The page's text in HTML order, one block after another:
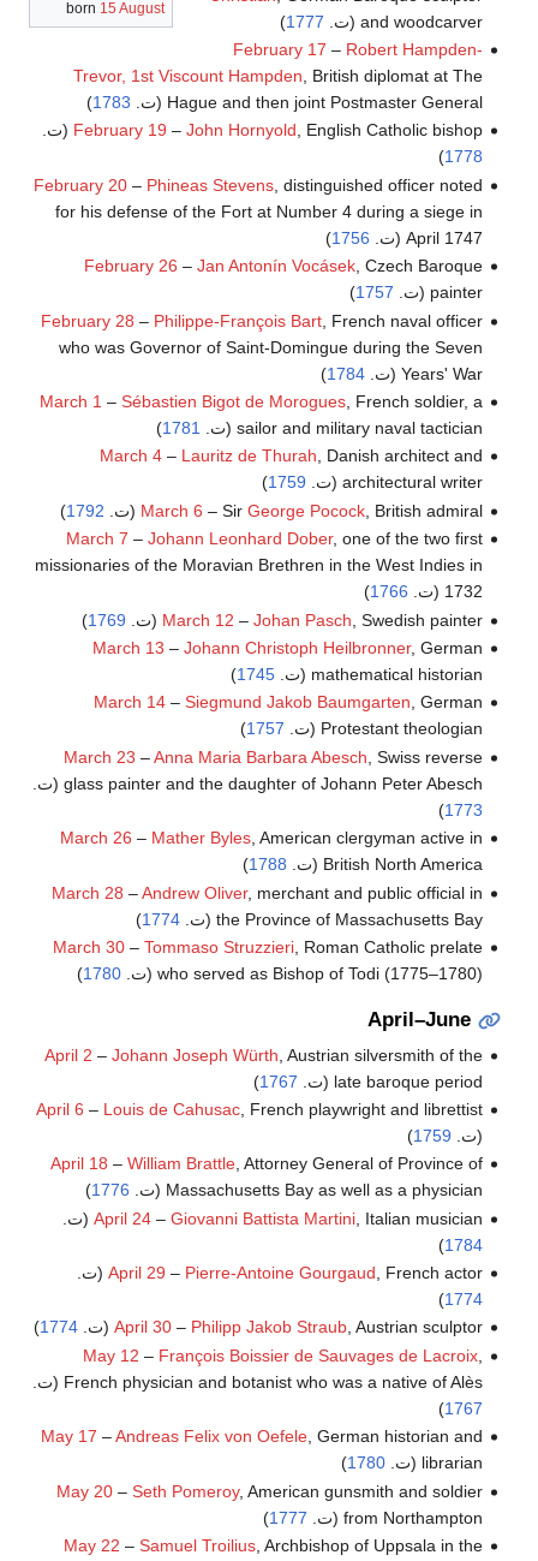
born 15 August
and woodcarver (ت.
1777
)
February 17 – Robert Hampden-
Trevor, 1st Viscount Hampden , British diplomat at The
Hague and then joint Postmaster General (ت.
1783
)
February 19 – John Hornyold, English Catholic bishop (ت.
1778
)
February 20– Phineas Stevens, distinguished officer noted
for his defense of the Fort at Number 4 during a siege in
April 1747 (ت.
1756
)
February 26 – Jan Antonín Vocásek, Czech Baroque
painter (ت.
1757
)
February 28 – Philippe-François Bart, French naval officer
who was Governor of Saint-Domingue during the Seven
Years' War (ت.
1784
)
March 1 – Sébastien Bigot de Morogues, French soldier, a
sailor and military naval tactician (ت.
1781
)
March 4– Lauritz de Thurah, Danish architect and
architectural writer (ت.
1759
)
March 6 – Sir George Pocock, British admiral (ت. 1792
)
March 7 – Johann Leonhard Dober, one of the two first
missionaries of the Moravian Brethren in the West Indies in
1732 (ت.
1766
)
March 12 – Johan Pasch , Swedish painter (ت. 1769
)
March 13 – Johann Christoph Heilbronner, German
mathematical historian (ت.
1745
)
March 14– Siegmund Jakob Baumgarten, German
Protestant theologian (ت.
1757
)
March 23 –Anna Maria Barbara Abesch , Swiss reverse
glass painter and the daughter of Johann Peter Abesch (ت.
1773
)
March 26 – Mather Byles, American clergyman active in
British North America (ت.
1788
)
March 28 –Andrew Oliver, merchant and public official in
the Province of Massachusetts Bay (ت.
1774
)
March 30– Tommaso Struzzieri, Roman Catholic prelate
who served as Bishop of Todi (1775–1780) (ت.
1780
)
April–June
April 2 – Johann Joseph Würth , Austrian silversmith of the
late baroque period (ت.
1767
)
April 6 – Louis de Cahusac, French playwright and librettist
(ت. 1759
)
April 18 – William Brattle, Attorney General of Province of
Massachusetts Bay as well as a physician (ت.
1776
)
April 24– Giovanni Battista Martini, Italian musician (ت.
1784
)
April 29 – Pierre-Antoine Gourgaud , French actor (ت.
1774
)
April 30– Philipp Jakob Straub, Austrian sculptor (ت. 1774
)
May 12 – François Boissier de Sauvages de Lacroix,
French physician and botanist who was a native of Alès (ت.
1767
)
May 17 –Andreas Felix von Oefele, German historian and
librarian (ت.
1780
)
May 20– Seth Pomeroy, American gunsmith and soldier
from Northampton (ت.
1777
)
May 22 – Samuel Troilius, Archbishop of Uppsala in the